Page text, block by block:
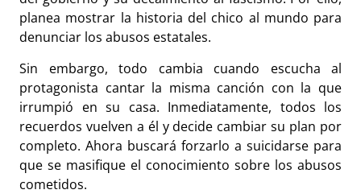
planea mostrar la historia del chico al mundo para
denunciar los abusos estatales.
Sin embargo, todo cambia cuando escucha al
protagonista cantar la misma canción con la que
irrumpió en su casa. Inmediatamente, todos los
recuerdos vuelven a él y decide cambiar su plan por
completo. Ahora buscará forzarlo a suicidarse para
que se masifique el conocimiento sobre los abusos
cometidos.